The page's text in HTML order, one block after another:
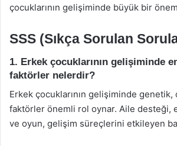
çocuklarının gelişiminde büyük bir
SSS (Sıkça Sorulan
1. Erkek çocuklarının gelişiminde
faktörler nelerdir?
Erkek çocuklarının gelişiminde
faktörler önemli rol oynar. Aile desteği,
ve oyun, gelişim süreçlerini etkileyen